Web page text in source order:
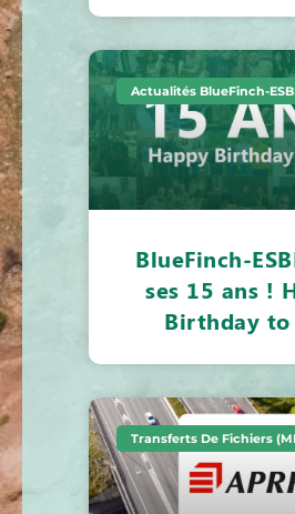
Actualités BlueFinch-
BlueFinch-
ses 15 ans !
Birthday to
Transferts De Fichiers